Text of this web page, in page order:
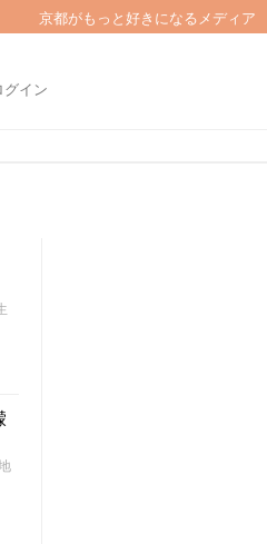
京都がもっと好きになるメディア
グイン